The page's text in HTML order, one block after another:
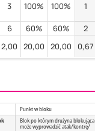
3 100% 100% 1
6 60% 60% 2
2,00 20,00 20,00 0,67
Punkt w bloku
Blok po którym drużyna blokująca
może wyprowadzić atak/kontrę/